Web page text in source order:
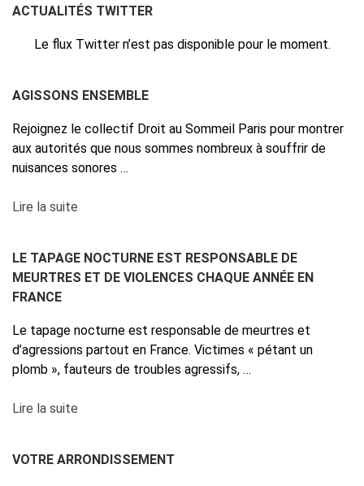
ACTUALITÉS TWITTER
Le flux Twitter n’est pas disponible pour le moment.
AGISSONS ENSEMBLE
Rejoignez le collectif Droit au Sommeil Paris pour montrer
aux autorités que nous sommes nombreux à souffrir de
nuisances sonores …
Lire la suite
LE TAPAGE NOCTURNE EST RESPONSABLE DE
MEURTRES ET DE VIOLENCES CHAQUE ANNÉE EN
FRANCE
Le tapage nocturne est responsable de meurtres et
d’agressions partout en France. Victimes « pétant un
plomb », fauteurs de troubles agressifs, …
Lire la suite
VOTRE ARRONDISSEMENT